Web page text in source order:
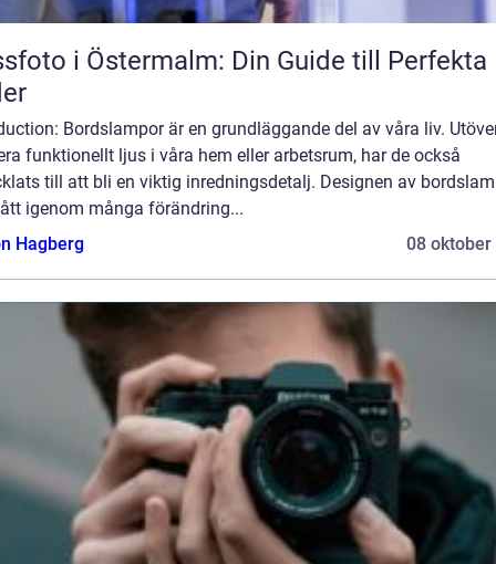
i Östermalm: Din Guide till Perfekta
Bordslampor är en grundläggande del av våra liv.
funktionellt ljus i våra hem eller arbetsrum, har de också
till att bli en viktig inredningsdetalj. Designen av
igenom många förändring...
Hagberg
08 oktober